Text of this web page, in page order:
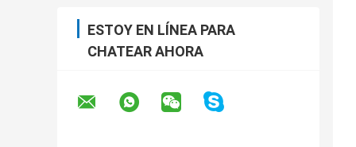
ESTOY EN LÍNEA PARA
CHATEAR AHORA